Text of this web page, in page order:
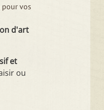
vos
d'art
et
ou